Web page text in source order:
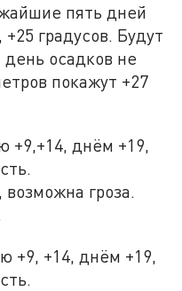
пять дней
градусов. Будут
осадков не
покажут +27
+9,+14, днём +19,
гроза.
+9, +14, днём +19,